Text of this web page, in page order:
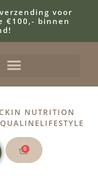
voor
€100,- binnen
NUTRITION
LIFESTYLE
0